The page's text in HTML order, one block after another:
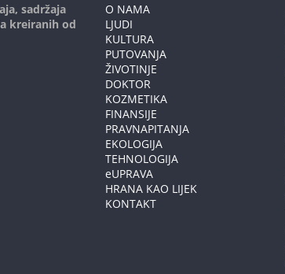
sadržaja
kreiranih od
O NAMA
LJUDI
KULTURA
PUTOVANJA
ŽIVOTINJE
DOKTOR
KOZMETIKA
FINANSIJE
PRAVNAPITANJA
EKOLOGIJA
TEHNOLOGIJA
eUPRAVA
HRANA KAO LIJEK
KONTAKT